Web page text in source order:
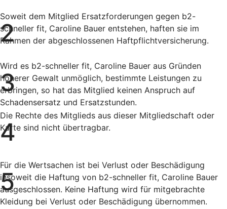
Soweit dem Mitglied Ersatzforderungen gegen b2-
schneller fit, Caroline Bauer entstehen, haften sie im
Rahmen der abgeschlossenen Haftpflichtversicherung.
2
Wird es b2-schneller fit, Caroline Bauer aus Gründen
höherer Gewalt unmöglich, bestimmte Leistungen zu
erbringen, so hat das Mitglied keinen Anspruch auf
Schadensersatz und Ersatzstunden.
3
Die Rechte des Mitglieds aus dieser Mitgliedschaft oder
Karte sind nicht übertragbar.
4
Für die Wertsachen ist bei Verlust oder Beschädigung
insoweit die Haftung von b2-schneller fit, Caroline Bauer
ausgeschlossen. Keine Haftung wird für mitgebrachte
Kleidung bei Verlust oder Beschädigung übernommen.
5